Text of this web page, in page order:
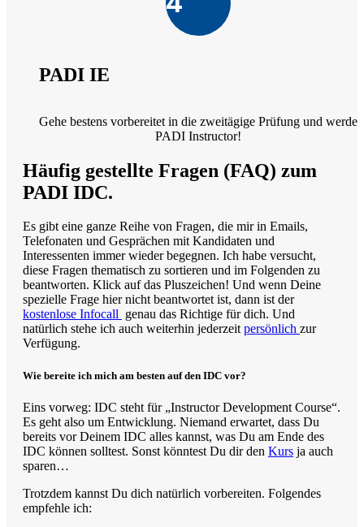
PADI IE
Gehe bestens vorbereitet in die zweitägige Prüfung und werde
PADI Instructor!
Häufig gestellte Fragen (FAQ) zum
PADI IDC.
Es gibt eine ganze Reihe von Fragen, die mir in Emails,
Telefonaten und Gesprächen mit Kandidaten und
Interessenten immer wieder begegnen. Ich habe versucht,
diese Fragen thematisch zu sortieren und im Folgenden zu
beantworten. Klick auf das Pluszeichen! Und wenn Deine
spezielle Frage hier nicht beantwortet ist, dann ist der
kostenlose Infocall genau das Richtige für dich. Und
natürlich stehe ich auch weiterhin jederzeitpersönlich zur
Verfügung.
Wie bereite ich mich am besten auf den IDC vor?
Eins vorweg: IDC steht für „Instructor Development Course“.
Es geht also um Entwicklung. Niemand erwartet, dass Du
bereits vor Deinem IDC alles kannst, was Du am Ende des
IDC können solltest. Sonst könntest Du dir den Kurs ja auch
sparen…
Trotzdem kannst Du dich natürlich vorbereiten. Folgendes
empfehle ich: